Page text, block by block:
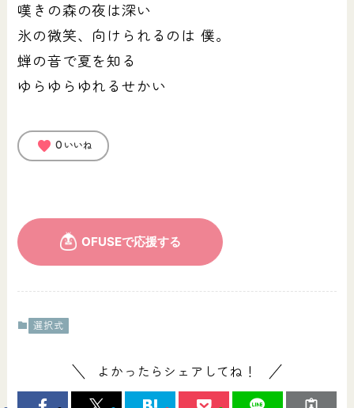
嘆きの森の夜は深い
氷の微笑、向けられるのは 僕。
蝉の音で夏を知る
ゆらゆらゆれるせかい
favorite 0 いいね
選択式
よかったらシェアしてね！